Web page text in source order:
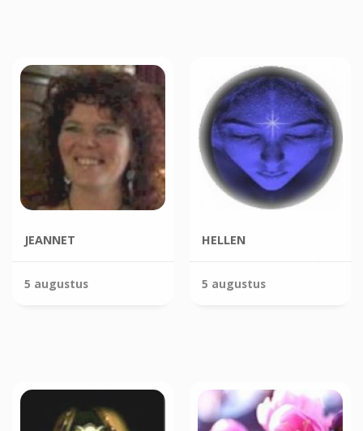
JEANNET
5 augustus
HELLEN
5 augustus